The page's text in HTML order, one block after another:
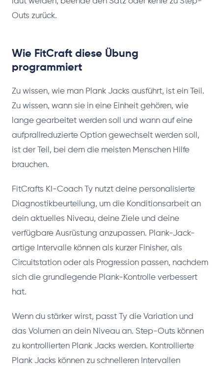
Outs zurück.
Wie FitCraft diese Übung
programmiert
Zu wissen, wie man Plank Jacks ausführt, ist ein Teil.
Zu wissen, wann sie in eine Einheit gehören, wie
lange gearbeitet werden soll und wann auf eine
aufprallreduzierte Option gewechselt werden soll,
ist der Teil, bei dem die meisten Menschen Hilfe
brauchen.
FitCrafts KI-Coach Ty nutzt deine personalisierte
Diagnostikbeurteilung, um die Konditionsarbeit an
dein aktuelles Niveau, deine Ziele und deine
verfügbare Ausrüstung anzupassen. Plank-Jack-
artige Intervalle können als kurzer Finisher, als
Circuitstation oder als Progression passen, nachdem
sich die grundlegende Plank-Kontrolle verbessert
hat.
Wenn du stärker wirst, passt Ty die Variation und
das Volumen an dein Niveau an. Step-Outs können
zu kontrollierten Plank Jacks werden. Kontrollierte
Plank Jacks können zu schnelleren Intervallen